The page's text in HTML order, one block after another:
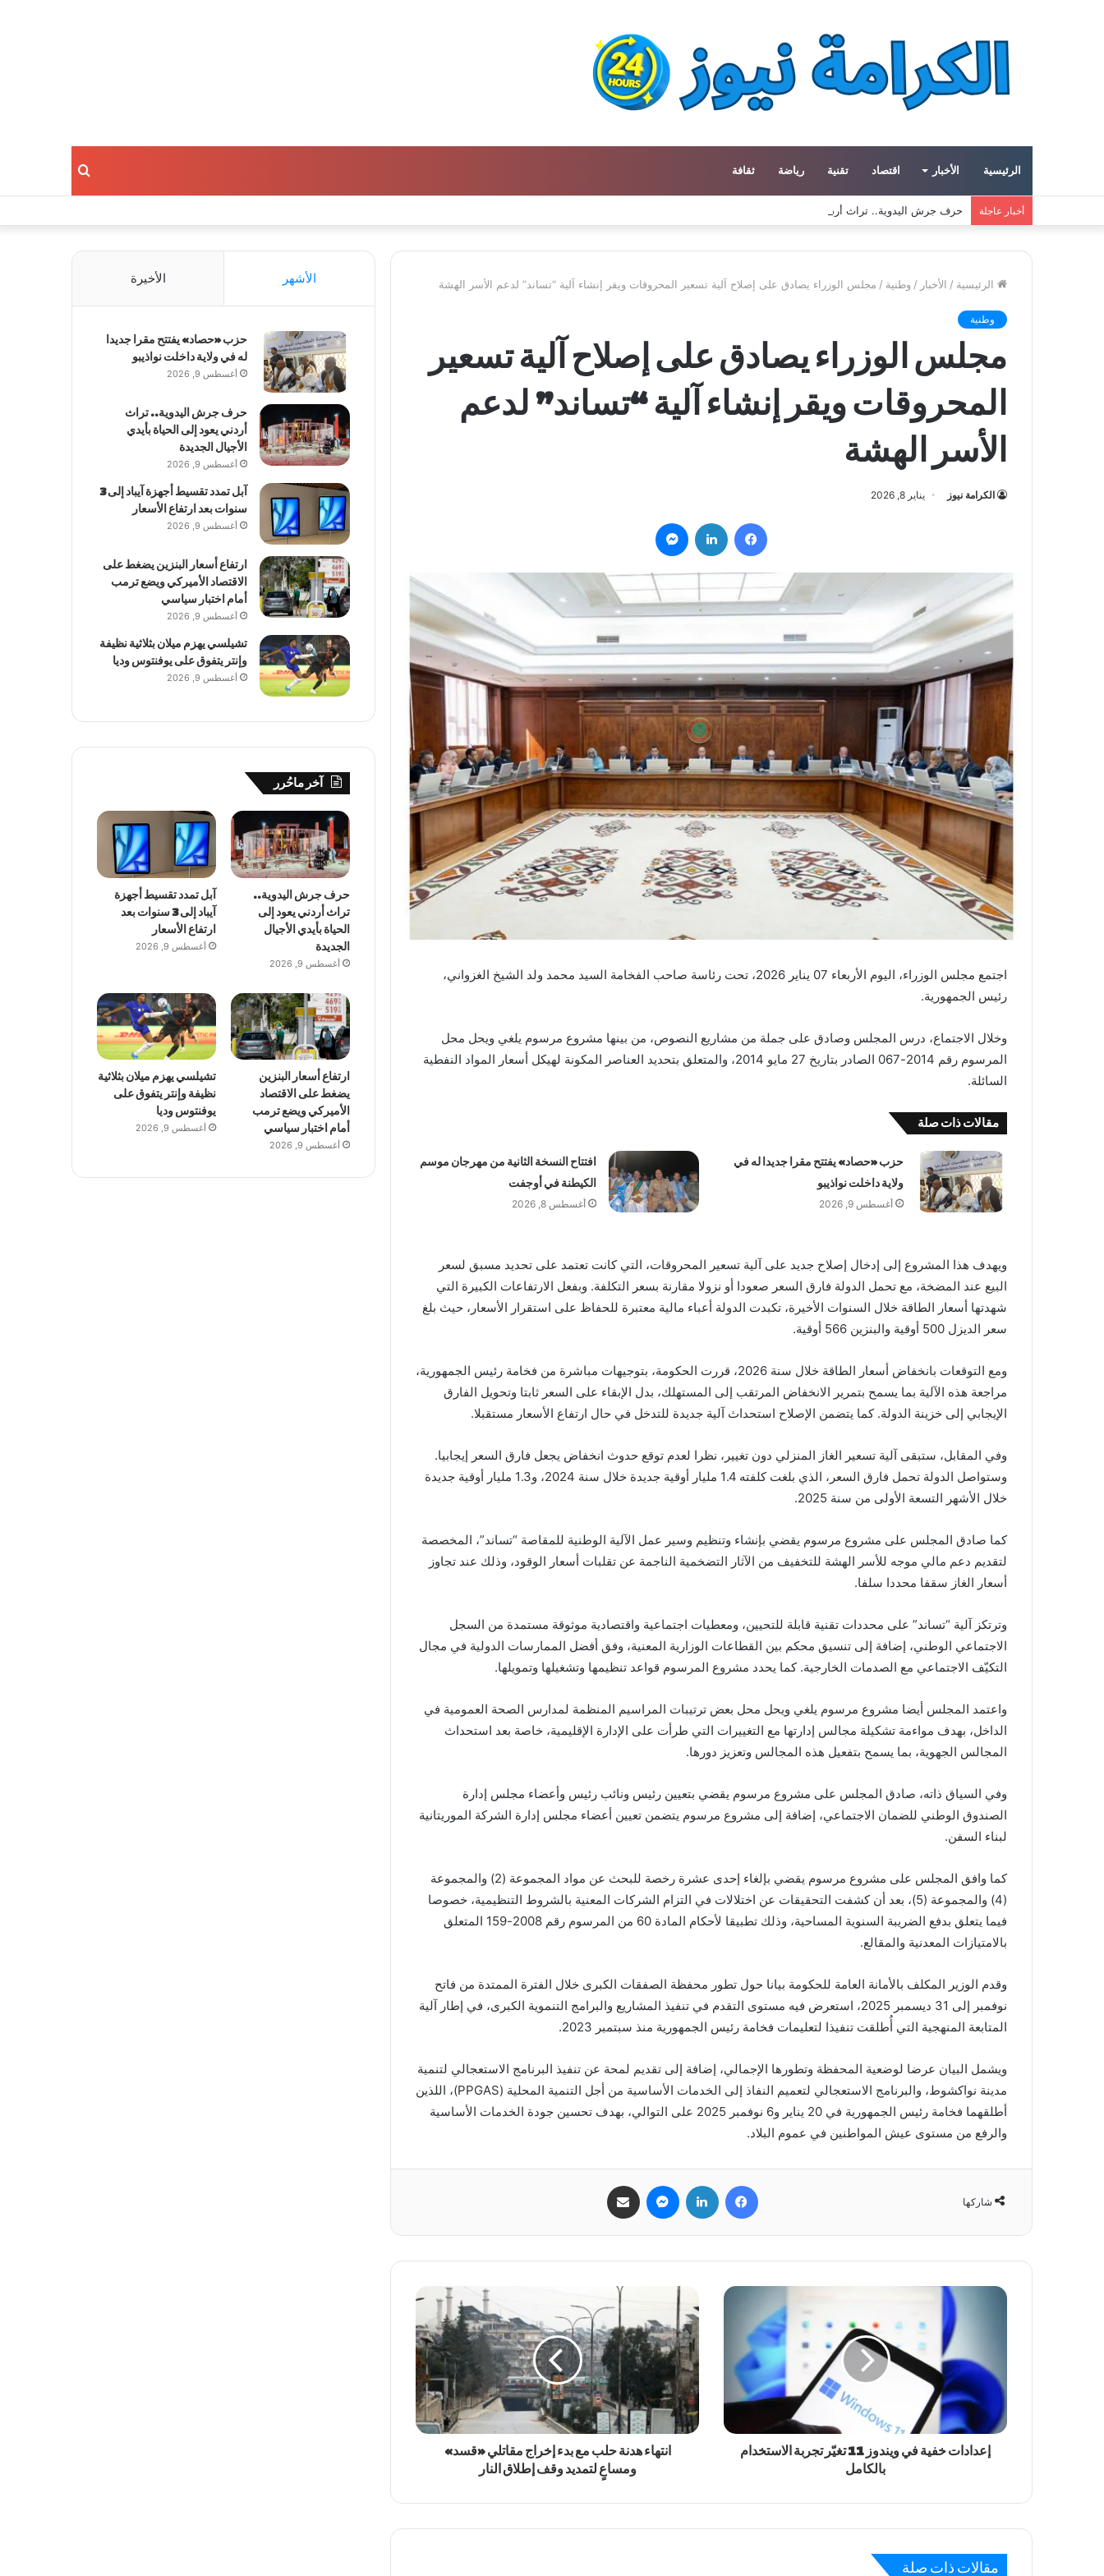
الرئيسية الأخبار اقتصاد تقنية رياضة ثقافة بحث
أخبار عاجلة حرف جرش اليدوية.. تراث أردني يعود إلى الحياة بأيدي الأجيال الجديدة
الرئيسية / الأخبار / وطنية / مجلس الوزراء يصادق على إصلاح آلية تسعير المحروقات ويقر إنشاء آلية “تساند” لدعم الأسر الهشة
وطنية
مجلس الوزراء يصادق على إصلاح آلية تسعير
المحروقات ويقر إنشاء آلية “تساند” لدعم
الأسر الهشة
الكرامة نيوز يناير 8, 2026
فيسبوك لينكدإن
اجتمع مجلس الوزراء، اليوم الأربعاء 07 يناير 2026، تحت رئاسة صاحب الفخامة السيد محمد ولد الشيخ الغزواني،
رئيس الجمهورية.
وخلال الاجتماع، درس المجلس وصادق على جملة من مشاريع النصوص، من بينها مشروع مرسوم يلغي ويحل محل
المرسوم رقم 2014-067 الصادر بتاريخ 27 مايو 2014، والمتعلق بتحديد العناصر المكونة لهيكل أسعار المواد النفطية
السائلة.
مقالات ذات صلة
حزب «حصاد» يفتتح مقرا جديدا له في
ولاية داخلت نواذيبو
أغسطس 9, 2026
افتتاح النسخة الثانية من مهرجان موسم
الكيطنة في أوجفت
أغسطس 8, 2026
ويهدف هذا المشروع إلى إدخال إصلاح جديد على آلية تسعير المحروقات، التي كانت تعتمد على تحديد مسبق لسعر
البيع عند المضخة، مع تحمل الدولة فارق السعر صعودا أو نزولا مقارنة بسعر التكلفة. وبفعل الارتفاعات الكبيرة التي
شهدتها أسعار الطاقة خلال السنوات الأخيرة، تكبدت الدولة أعباء مالية معتبرة للحفاظ على استقرار الأسعار، حيث بلغ
سعر الديزل 500 أوقية والبنزين 566 أوقية.
ومع التوقعات بانخفاض أسعار الطاقة خلال سنة 2026، قررت الحكومة، بتوجيهات مباشرة من فخامة رئيس الجمهورية،
مراجعة هذه الآلية بما يسمح بتمرير الانخفاض المرتقب إلى المستهلك، بدل الإبقاء على السعر ثابتا وتحويل الفارق
الإيجابي إلى خزينة الدولة. كما يتضمن الإصلاح استحداث آلية جديدة للتدخل في حال ارتفاع الأسعار مستقبلا.
وفي المقابل، ستبقى آلية تسعير الغاز المنزلي دون تغيير، نظرا لعدم توقع حدوث انخفاض يجعل فارق السعر إيجابيا.
وستواصل الدولة تحمل فارق السعر، الذي بلغت كلفته 1.4 مليار أوقية جديدة خلال سنة 2024، و1.3 مليار أوقية جديدة
خلال الأشهر التسعة الأولى من سنة 2025.
كما صادق المجلس على مشروع مرسوم يقضي بإنشاء وتنظيم وسير عمل الآلية الوطنية للمقاصة “تساند”، المخصصة
لتقديم دعم مالي موجه للأسر الهشة للتخفيف من الآثار التضخمية الناجمة عن تقلبات أسعار الوقود، وذلك عند تجاوز
أسعار الغاز سقفا محددا سلفا.
وترتكز آلية “تساند” على محددات تقنية قابلة للتحيين، ومعطيات اجتماعية واقتصادية موثوقة مستمدة من السجل
الاجتماعي الوطني، إضافة إلى تنسيق محكم بين القطاعات الوزارية المعنية، وفق أفضل الممارسات الدولية في مجال
التكيّف الاجتماعي مع الصدمات الخارجية. كما يحدد مشروع المرسوم قواعد تنظيمها وتشغيلها وتمويلها.
واعتمد المجلس أيضا مشروع مرسوم يلغي ويحل محل بعض ترتيبات المراسيم المنظمة لمدارس الصحة العمومية في
الداخل، بهدف مواءمة تشكيلة مجالس إدارتها مع التغييرات التي طرأت على الإدارة الإقليمية، خاصة بعد استحداث
المجالس الجهوية، بما يسمح بتفعيل هذه المجالس وتعزيز دورها.
وفي السياق ذاته، صادق المجلس على مشروع مرسوم يقضي بتعيين رئيس ونائب رئيس وأعضاء مجلس إدارة
الصندوق الوطني للضمان الاجتماعي، إضافة إلى مشروع مرسوم يتضمن تعيين أعضاء مجلس إدارة الشركة الموريتانية
لبناء السفن.
كما وافق المجلس على مشروع مرسوم يقضي بإلغاء إحدى عشرة رخصة للبحث عن مواد المجموعة (2) والمجموعة
(4) والمجموعة (5)، بعد أن كشفت التحقيقات عن اختلالات في التزام الشركات المعنية بالشروط التنظيمية، خصوصا
فيما يتعلق بدفع الضريبة السنوية المساحية، وذلك تطبيقا لأحكام المادة 60 من المرسوم رقم 2008-159 المتعلق
بالامتيازات المعدنية والمقالع.
وقدم الوزير المكلف بالأمانة العامة للحكومة بيانا حول تطور محفظة الصفقات الكبرى خلال الفترة الممتدة من فاتح
نوفمبر إلى 31 ديسمبر 2025، استعرض فيه مستوى التقدم في تنفيذ المشاريع والبرامج التنموية الكبرى، في إطار آلية
المتابعة المنهجية التي أُطلقت تنفيذا لتعليمات فخامة رئيس الجمهورية منذ سبتمبر 2023.
ويشمل البيان عرضا لوضعية المحفظة وتطورها الإجمالي، إضافة إلى تقديم لمحة عن تنفيذ البرنامج الاستعجالي لتنمية
مدينة نواكشوط، والبرنامج الاستعجالي لتعميم النفاذ إلى الخدمات الأساسية من أجل التنمية المحلية (PPGAS)، اللذين
أطلقهما فخامة رئيس الجمهورية في 20 يناير و6 نوفمبر 2025 على التوالي، بهدف تحسين جودة الخدمات الأساسية
والرفع من مستوى عيش المواطنين في عموم البلاد.
شاركها
فيسبوك لينكدإن ماسنجر
إعدادات خفية في ويندوز 11 تغيّر تجربة الاستخدام
بالكامل
انتهاء هدنة حلب مع بدء إخراج مقاتلي «قسد»
ومساعٍ لتمديد وقف إطلاق النار
مقالات ذات صلة
الأشهر الأخيرة
حزب «حصاد» يفتتح مقرا جديدا
له في ولاية داخلت نواذيبو
أغسطس 9, 2026
حرف جرش اليدوية.. تراث
أردني يعود إلى الحياة بأيدي
الأجيال الجديدة
أغسطس 9, 2026
آبل تمدد تقسيط أجهزة آيباد إلى 3
سنوات بعد ارتفاع الأسعار
أغسطس 9, 2026
ارتفاع أسعار البنزين يضغط على
الاقتصاد الأميركي ويضع ترمب
أمام اختبار سياسي
أغسطس 9, 2026
تشيلسي يهزم ميلان بثلاثية نظيفة
وإنتر يتفوق على يوفنتوس وديا
أغسطس 9, 2026
آخر ماحُرر
حرف جرش اليدوية..
تراث أردني يعود إلى
الحياة بأيدي الأجيال
الجديدة
أغسطس 9, 2026
آبل تمدد تقسيط أجهزة
آيباد إلى 3 سنوات بعد
ارتفاع الأسعار
أغسطس 9, 2026
ارتفاع أسعار البنزين
يضغط على الاقتصاد
الأميركي ويضع ترمب
أمام اختبار سياسي
أغسطس 9, 2026
تشيلسي يهزم ميلان بثلاثية
نظيفة وإنتر يتفوق على
يوفنتوس وديا
أغسطس 9, 2026